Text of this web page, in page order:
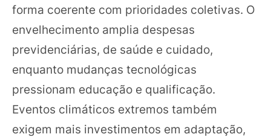
forma coerente com prioridades coletivas. O
envelhecimento amplia despesas
previdenciárias, de saúde e cuidado,
enquanto mudanças tecnológicas
pressionam educação e qualificação.
Eventos climáticos extremos também
exigem mais investimentos em adaptação,